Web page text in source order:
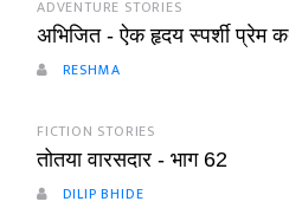
ADVENTURE STORIES
अभिजित - ऐक हृदय स्पर्शी प्रेम
RESHMA
FICTION STORIES
तोतया वारसदार - भाग 62
DILIP BHIDE